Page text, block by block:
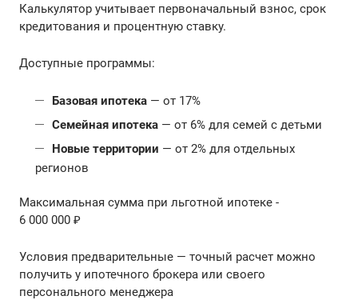
Калькулятор учитывает первоначальный взнос, срок
кредитования и процентную ставку.
Доступные программы:
Базовая ипотека — от 17%
Семейная ипотека — от 6% для семей с детьми
Новые территории — от 2% для отдельных
регионов
Максимальная сумма при льготной ипотеке -
6 000 000 ₽
Условия предварительные — точный расчет можно
получить у ипотечного брокера или своего
персонального менеджера